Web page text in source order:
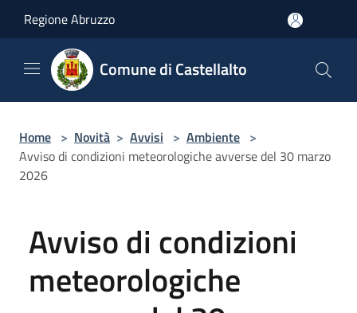
Regione Abruzzo
Comune di Castellalto
Home > Novità > Avvisi > Ambiente >
Avviso di condizioni meteorologiche avverse del 30 marzo
2026
Avviso di condizioni
meteorologiche